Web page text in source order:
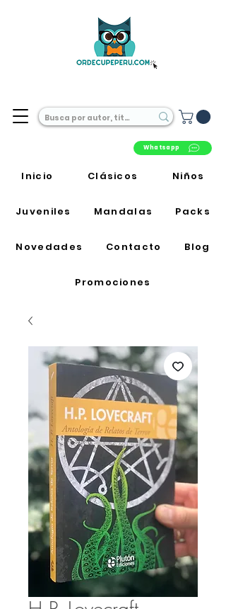
Whatsapp
Inicio Clásicos Niños
Juveniles Mandalas Packs
Novedades Contacto Blog
Promociones